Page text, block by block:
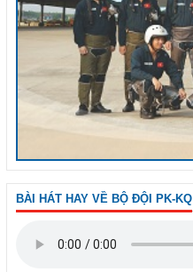
BÀI HÁT HAY VỀ BỘ ĐỘI PK-KQ